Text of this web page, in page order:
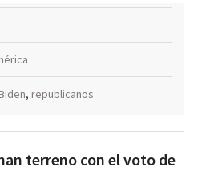
, republicanos
terreno con el voto de